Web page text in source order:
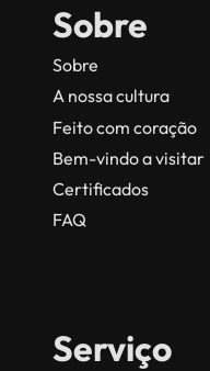
Sobre
Sobre
A nossa cultura
Feito com coração
Bem-vindo a visitar
Certificados
FAQ
Serviço